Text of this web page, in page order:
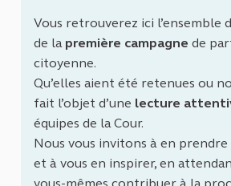
Vous retrouverez ici l’ensemble
de la première campagne de
citoyenne.
Qu’elles aient été retenues ou
fait l’objet d’une lecture
équipes de la Cour.
Nous vous invitons à en prendre
et à vous en inspirer, en